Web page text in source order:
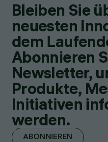
Bleiben Sie
neuesten
dem
Abonnieren
Newsletter,
Produkte,
Initiativen
werden.
ABONNIEREN